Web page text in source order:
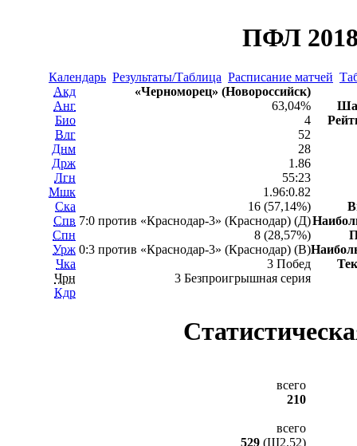
ПФЛ
Календарь Результаты/Таблица Расписание матчей
Акд
Анг
Био
Влг
Днм
Држ
Лгн
Мшк
Ска
Спв
Спн
Урж
Чка
Чрн
Кдр
«Черноморец» (Новороссийск)
63,04%
4
52
28
1.86
55:23
1.96:0.82
16 (57,14%)
7:0 против «Краснодар-3» (Краснодар) (Д)
8 (28,57%)
0:3 против «Краснодар-3» (Краснодар) (В)
3 Побед
3 Безпроигрышная серия
всего
210
всего
529 (Ш2.52)